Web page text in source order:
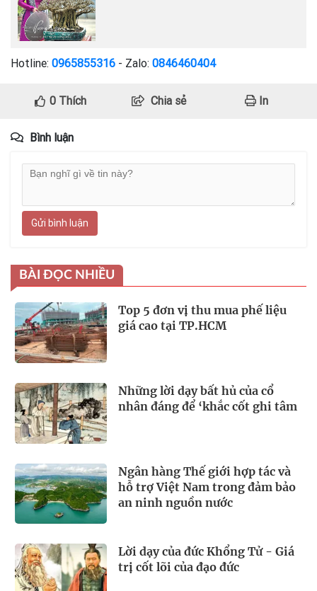
Hotline: 0965855316 - Zalo: 0846460404
0Thích Chia sẻ In
Bình luận
Gửi bình luận
BÀI ĐỌC NHIỀU
Top 5 đơn vị thu mua phế liệu
giá cao tại TP.HCM
Những lời dạy bất hủ của cổ
nhân đáng để ‘khắc cốt ghi tâm
Ngân hàng Thế giới hợp tác và
hỗ trợ Việt Nam trong đảm bảo
an ninh nguồn nước
Lời dạy của đức Khổng Tử - Giá
trị cốt lõi của đạo đức